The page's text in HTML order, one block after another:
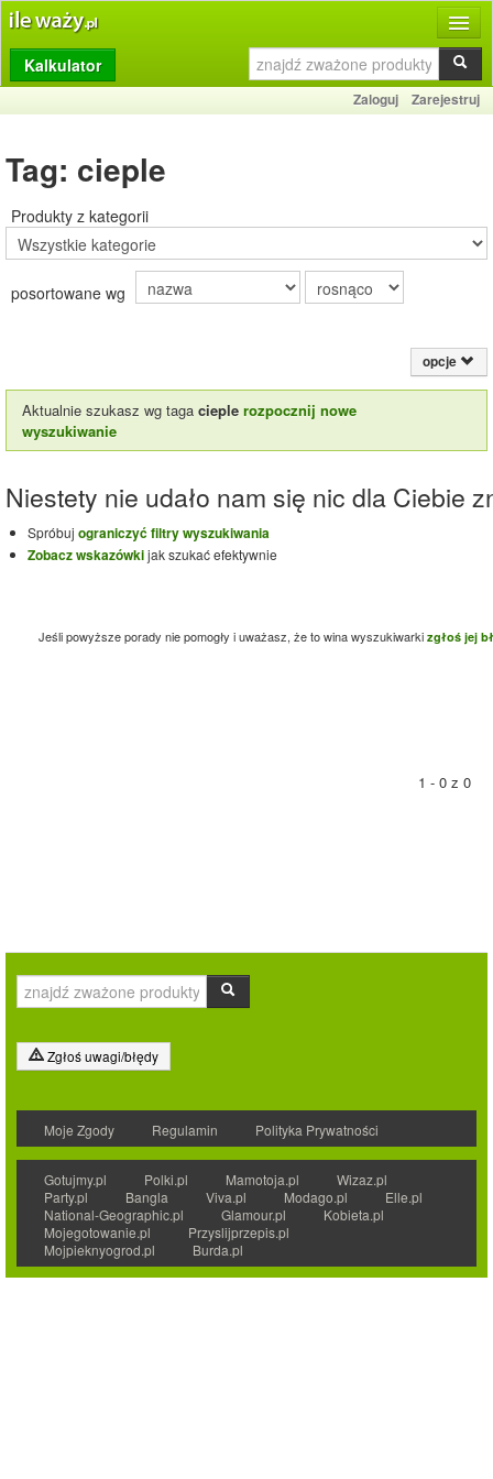
Produkty
Dziennik
Przelicznik
Porady
Słownik
Kontakt
Kalkulator
Zaloguj Zarejestruj
Tag: cieple
Produkty z kategorii
posortowane wg
opcje
Aktualnie szukasz wg taga cieple rozpocznij nowe
wyszukiwanie
Niestety nie udało nam się nic dla Ciebie
Spróbuj ograniczyć filtry wyszukiwania
Zobacz wskazówkijak szukać efektywnie
Jeśli powyższe porady nie pomogły i uważasz, że to wina wyszukiwarki zgłoś jej
1 - 0 z 0
Zgłoś uwagi/błędy
Moje Zgody Regulamin Polityka Prywatności
Gotujmy.pl Polki.pl Mamotoja.pl
Wizaz.pl
Party.pl
Bangla Viva.pl Modago.pl
Elle.pl
National-Geographic.pl
Glamour.pl
Kobieta.pl
Mojegotowanie.pl
Przyslijprzepis.pl
Mojpieknyogrod.pl
Burda.pl